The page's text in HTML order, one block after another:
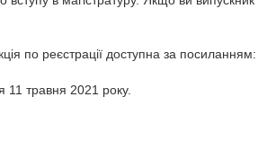
по реєстрації доступна за посиланням:
11 травня 2021 року.